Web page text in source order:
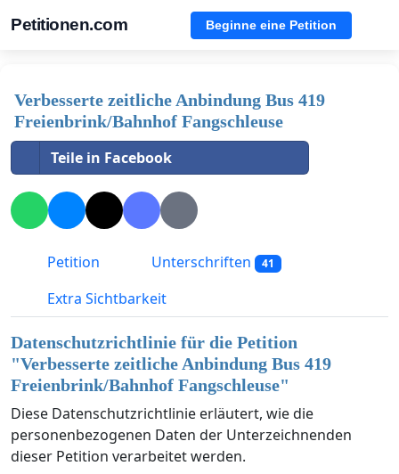
Petitionen.com Beginne eine Petition
Verbesserte zeitliche Anbindung Bus 419
Freienbrink/Bahnhof Fangschleuse
Teile in Facebook
Petition Unterschriften 41
Extra Sichtbarkeit
Datenschutzrichtlinie für die Petition
"Verbesserte zeitliche Anbindung Bus 419
Freienbrink/Bahnhof Fangschleuse"
Diese Datenschutzrichtlinie erläutert, wie die
personenbezogenen Daten der Unterzeichnenden
dieser Petition verarbeitet werden.